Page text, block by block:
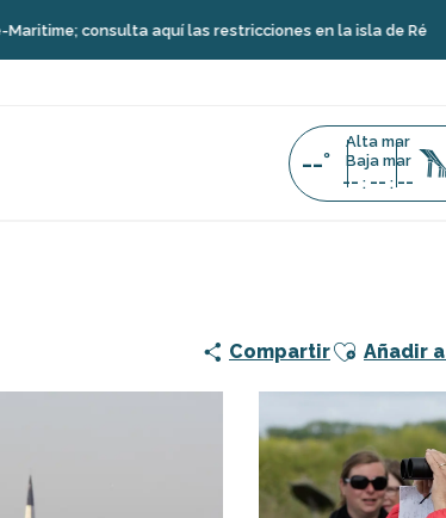
aquí las restricciones en la isla de Ré
--°
Alta mar
Baja mar
-- : -- : --
Salidas en grupo en la Maison du Fier - LPO
CompartirAjouter aux
Añadir